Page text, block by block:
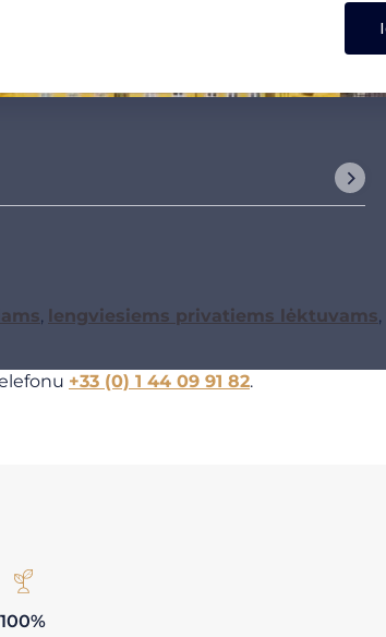
, lengviesiems privatiems lėktuvams,
+33 (0) 1 44 09 91 82.
100%